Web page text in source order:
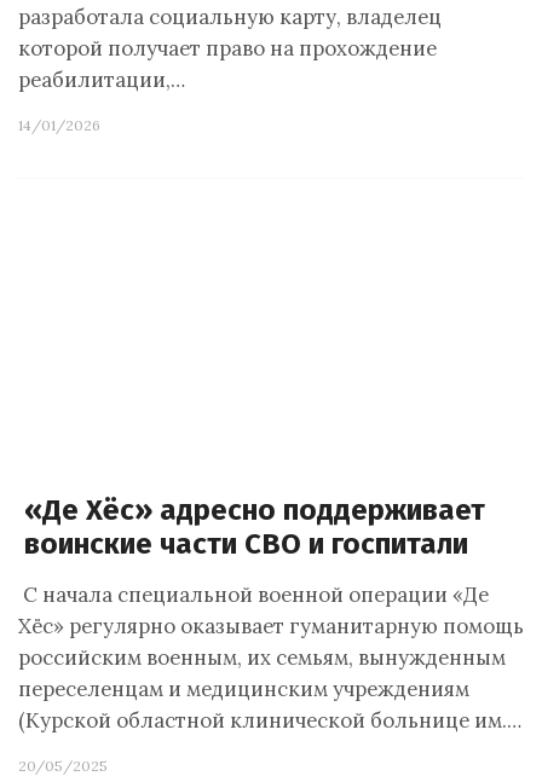
разработала социальную карту, владелец
которой получает право на прохождение
реабилитации,…
14/01/2026
«Де Хёс» адресно поддерживает
воинские части СВО и госпитали
С начала специальной военной операции «Де
Хёс» регулярно оказывает гуманитарную помощь
российским военным, их семьям, вынужденным
переселенцам и медицинским учреждениям
(Курской областной клинической больнице им.…
20/05/2025